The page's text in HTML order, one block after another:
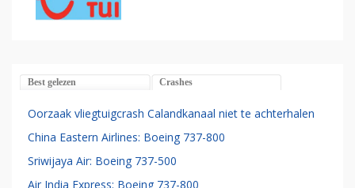
Best gelezen Crashes
Oorzaak vliegtuigcrash Calandkanaal niet te achterhalen
China Eastern Airlines: Boeing 737-800
Sriwijaya Air: Boeing 737-500
Air India Express: Boeing 737-800